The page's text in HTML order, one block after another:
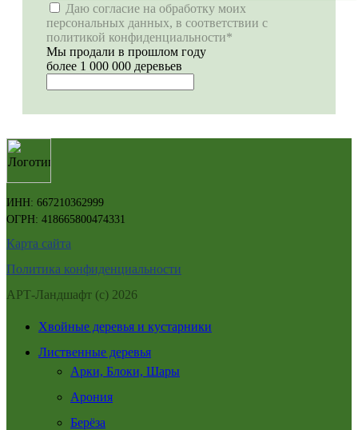
Даю согласие на обработку моих
персональных данных, в соответствии с
политикой конфиденциальности*
Мы продали в прошлом году
более 1 000 000 деревьев
ИНН: 667210362999
ОГРН: 418665800474331
Карта сайта
Политика конфиденциальности
АРТ-Ландшафт (с) 2026
Хвойные деревья и кустарники
Лиственные деревья
Арки, Блоки, Шары
Арония
Берёза